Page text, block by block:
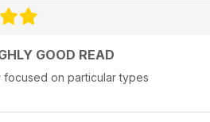
GOOD READ
focused on particular types